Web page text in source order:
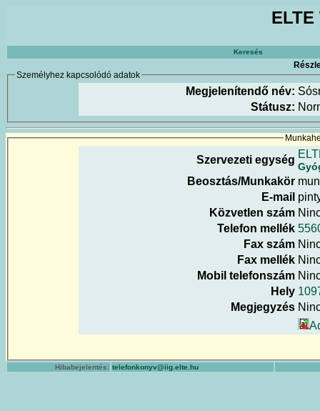
Keresés
Személyhez kapcsolódó adatok
Megjelenítendő név:
Státusz:
Szervezeti egység
Beosztás/Munkakör
E-mail
Közvetlen szám
Telefon mellék
Fax szám
Fax mellék
Mobil telefonszám
Hely
Megjegyzés
Hibabejelentés: telefonkonyv@iig.elte.hu